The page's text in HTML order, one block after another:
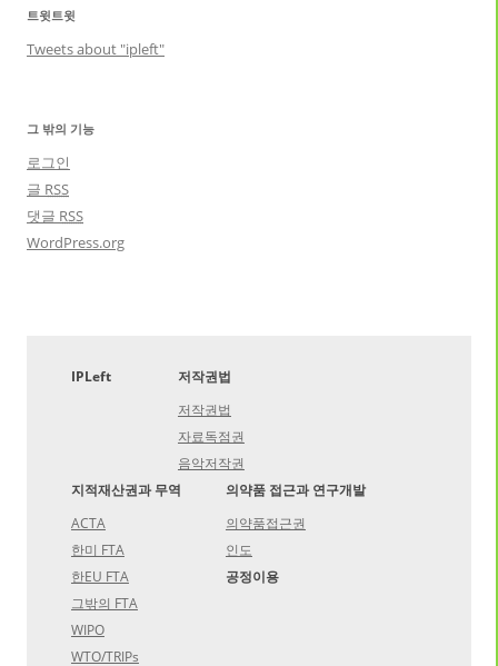
트윗트윗
Tweets about "ipleft"
그 밖의 기능
로그인
글 RSS
댓글 RSS
WordPress.org
IPLeft
저작권법
저작권법
자료독점권
음악저작권
지적재산권과 무역
ACTA
한미 FTA
한EU FTA
그밖의 FTA
WIPO
WTO/TRIPs
의약품 접근과 연구개발
의약품접근권
인도
공정이용